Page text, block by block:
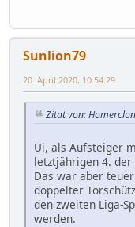
Sunlion79
20. April 2020, 10:54:29
Zitat von:
Ui, als Aufsteiger
letztjährigen 4. der
Das war aber
doppelter
den zweiten Liga-
werden.